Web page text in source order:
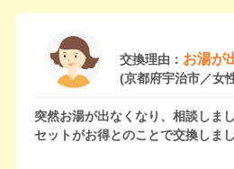
交換理由： お湯が
(京都府宇治市／女
突然お湯が出なくなり、相談しま
セットがお得とのことで交換しまし